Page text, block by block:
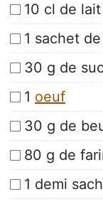
10 cl de lait
1 sachet
30 g de
1 oeuf
30 g de
80 g de
1 demi